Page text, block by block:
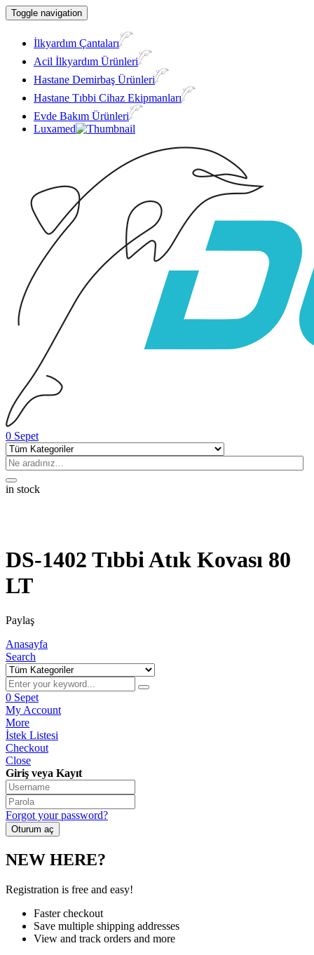
Toggle navigation
İlkyardım Çantaları
Acil İlkyardım Ürünleri
Hastane Demirbaş Ürünleri
Hastane Tıbbi Cihaz Ekipmanları
Evde Bakım Ürünleri
Luxamed
0 Sepet
in stock
DS-1402 Tıbbi Atık Kovası 80
LT
Paylaş
Anasayfa
Search
0 Sepet
My Account
More
İstek Listesi
Checkout
Close
Giriş veya Kayıt
Forgot your password?
NEW HERE?
Registration is free and easy!
Faster checkout
Save multiple shipping addresses
View and track orders and more